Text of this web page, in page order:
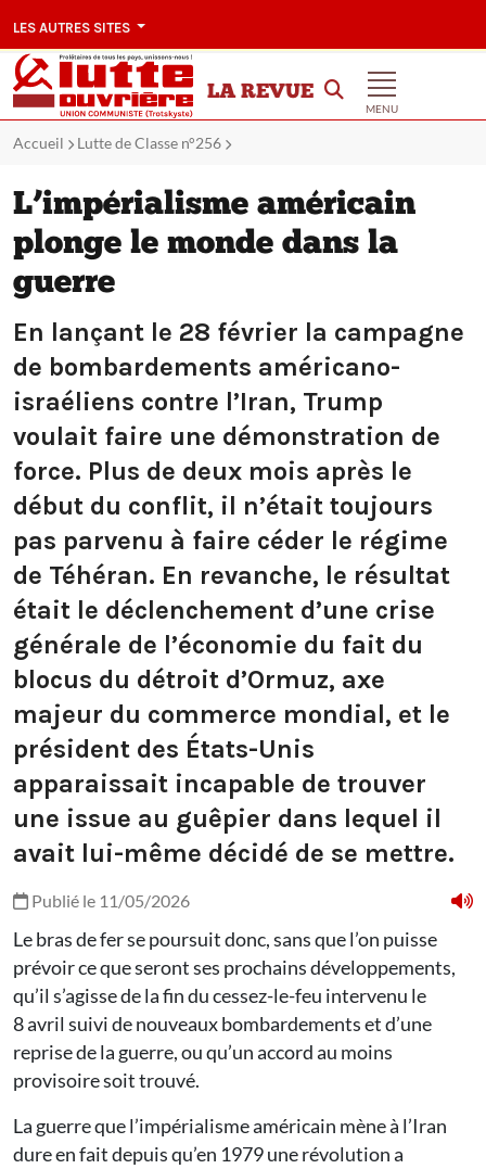
LES AUTRES SITES
LA REVUE
MENU
Accueil Lutte de Classe n°256
L’impérialisme américain
plonge le monde dans la
guerre
En lançant le 28 février la campagne
de bombardements américano-
israéliens contre l’Iran, Trump
voulait faire une démonstration de
force. Plus de deux mois après le
début du conflit, il n’était toujours
pas parvenu à faire céder le régime
de Téhéran. En revanche, le résultat
était le déclenchement d’une crise
générale de l’économie du fait du
blocus du détroit d’Ormuz, axe
majeur du commerce mondial, et le
président des États-Unis
apparaissait incapable de trouver
une issue au guêpier dans lequel il
avait lui-même décidé de se mettre.
Publié le 11/05/2026
Le bras de fer se poursuit donc, sans que l’on puisse
prévoir ce que seront ses prochains développements,
qu’il s’agisse de la fin du cessez-le-feu intervenu le
8 avril suivi de nouveaux bombardements et d’une
reprise de la guerre, ou qu’un accord au moins
provisoire soit trouvé.
La guerre que l’impérialisme américain mène à l’Iran
dure en fait depuis qu’en 1979 une révolution a